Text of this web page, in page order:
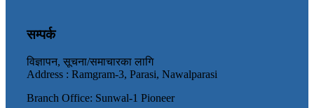
सम्पर्क
विज्ञापन, सूचना/समाचारका लागि
Address : Ramgram-3, Parasi, Nawalparasi
Branch Office: Sunwal-1 Pioneer